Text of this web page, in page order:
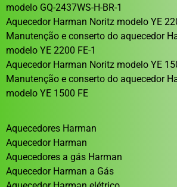
modelo GQ-2437WS-H-BR-1
Aquecedor Harman Noritz modelo YE
Manutenção e conserto do aquecedor
modelo YE 2200 FE-1
Aquecedor Harman Noritz modelo YE
Manutenção e conserto do aquecedor
modelo YE 1500 FE
Aquecedores Harman
Aquecedor Harman
Aquecedores a gás Harman
Aquecedor Harman a Gás